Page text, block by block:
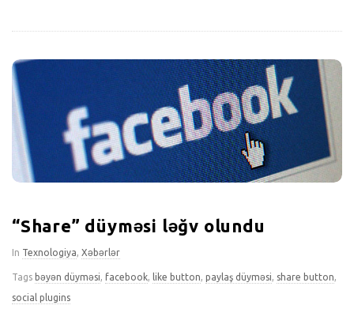
“Share” düyməsi ləğv olundu
In Texnologiya, Xəbərlər
Tags bəyən düyməsi, facebook, like button, paylaş düyməsi, share button,
social plugins